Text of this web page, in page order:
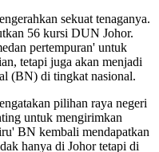
sekuat tenaganya.
56 kursi DUN Johor.
pertempuran' untuk
tetapi juga akan menjadi
(BN) di tingkat nasional.
pilihan raya negeri
untuk mengirimkan
BN kembali mendapatkan
hanya di Johor tetapi di